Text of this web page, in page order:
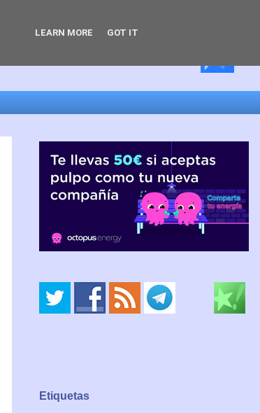
Etiquetas
LEARN MORE GOT IT